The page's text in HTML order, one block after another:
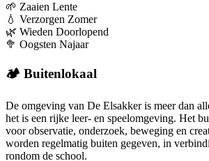
🌱 Zaaien Lente
💧 Verzorgen Zomer
🌿 Wieden Doorlopend
🥦 Oogsten Najaar
🏕️ Buitenlokaal
De omgeving van De Elsakker is meer dan
het is een rijke leer- en speelomgeving. Het
voor observatie, onderzoek, beweging en
worden regelmatig buiten gegeven, in
rondom de school.